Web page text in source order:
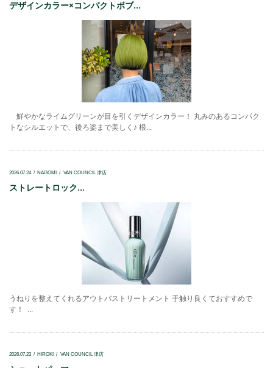
デザインカラー×コンパクトボブ...
鮮やかなライムグリーンが目を引くデザインカラー！ 丸みのあるコンパク
トなシルエットで、後ろ姿まで美しく♪ 根...
2026.07.24 NAGOMI VAN COUNCIL 津店
ストレートロック...
うねりを整えてくれるアウトバストリートメント 手触り良くておすすめで
す！ ...
2026.07.23 HIROKI VAN COUNCIL 津店